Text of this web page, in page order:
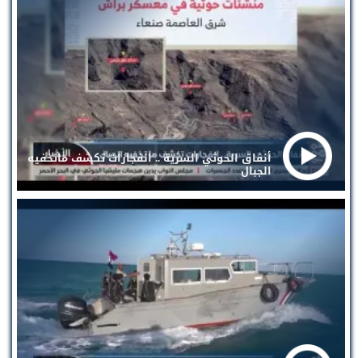
أنفاق الحوثي السرية .. انفجارات تكشف ماتخفيه
الجبال